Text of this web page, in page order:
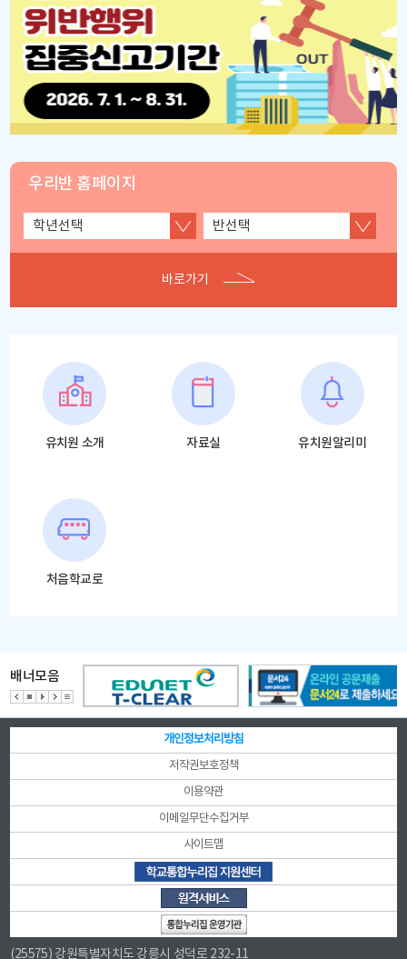
우리반 홈페이지
바로가기
유치원 소개
자료실 유치원알리미
처음학교로
배너모음
개인정보처리방침
저작권보호정책
이용약관
이메일무단수집거부
사이트맵
(25575) 강원특별자치도 강릉시 성덕로 232-11